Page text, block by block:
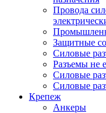
Провода
Защитные
Силовые
Разъемы не
Силовые
Силовые
Крепеж
Анкеры